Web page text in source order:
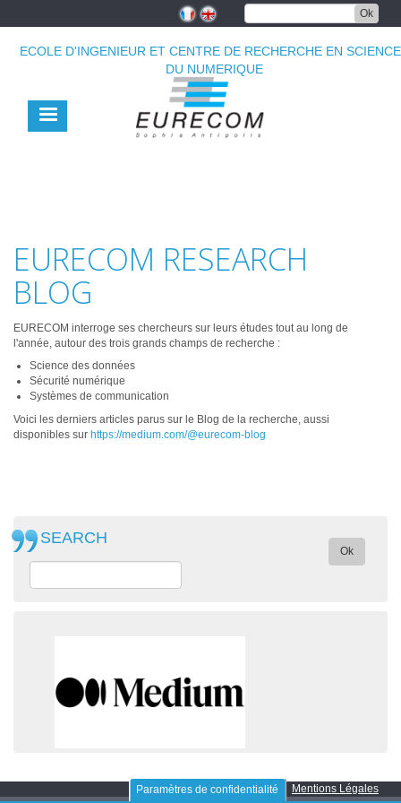
principal
Ok
ECOLE D'INGENIEUR ET CENTRE DE RECHERCHE EN
DU NUMERIQUE
EURECOM RESEARCH
BLOG
EURECOM interroge ses chercheurs sur leurs études tout au long de
l'année, autour des trois grands champs de recherche :
Science des données
Sécurité numérique
Systèmes de communication
Voici les derniers articles parus sur le Blog de la recherche, aussi
disponibles sur https://medium.com/@eurecom-blog
SEARCH
Ok
Mentions Légales
Paramètres de confidentialité